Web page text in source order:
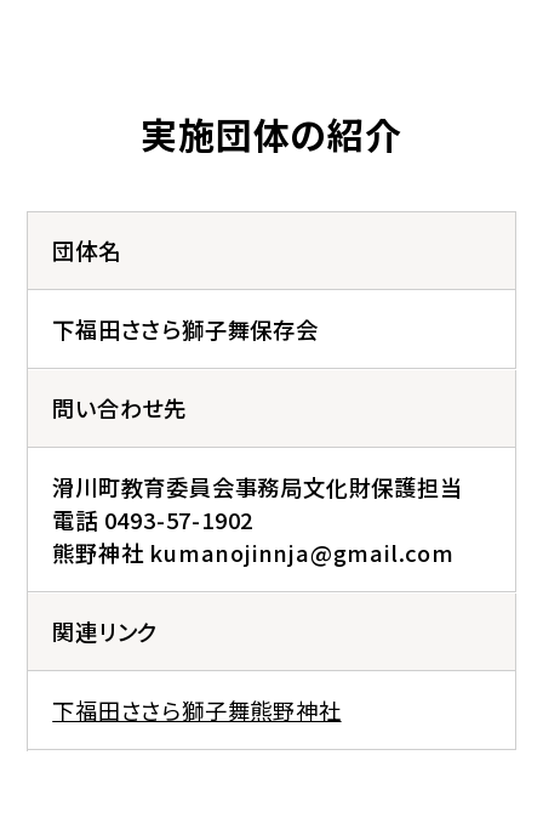
実施団体の紹介
団体名
下福田ささら獅子舞保存会
問い合わせ先
滑川町教育委員会事務局文化財保護担当
電話 0493-57-1902
熊野神社 kumanojinnja@gmail.com
関連リンク
下福田ささら獅子舞熊野神社